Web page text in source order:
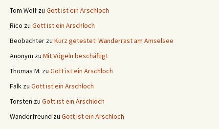
Tom Wolf zu Gott ist ein Arschloch
Rico zu Gott ist ein Arschloch
Beobachter zu Kurz getestet: Wanderrast am Amselsee
Anonym zu Mit Vögeln beschäftigt
Thomas M. zu Gott ist ein Arschloch
Falk zu Gott ist ein Arschloch
Torsten zu Gott ist ein Arschloch
Wanderfreund zu Gott ist ein Arschloch